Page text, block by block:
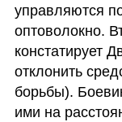
управляются
оптоволокно.
констатирует
отклонить
борьбы).
ими на